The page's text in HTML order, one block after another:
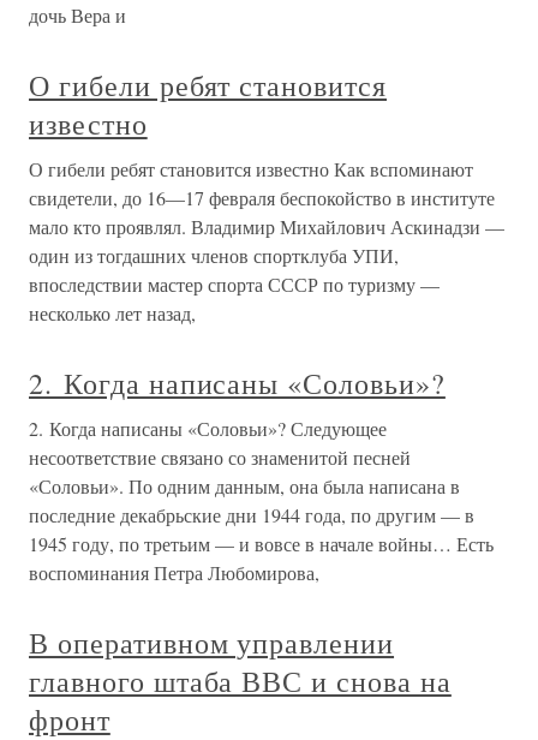
дочь Вера и
О гибели ребят становится
известно
О гибели ребят становится известно Как вспоминают
свидетели, до 16—17 февраля беспокойство в институте
мало кто проявлял. Владимир Михайлович Аскинадзи —
один из тогдашних членов спортклуба УПИ,
впоследствии мастер спорта СССР по туризму —
несколько лет назад,
2. Когда написаны «Соловьи»?
2. Когда написаны «Соловьи»? Следующее
несоответствие связано со знаменитой песней
«Соловьи». По одним данным, она была написана в
последние декабрьские дни 1944 года, по другим — в
1945 году, по третьим — и вовсе в начале войны… Есть
воспоминания Петра Любомирова,
В оперативном управлении
главного штаба ВВС и снова на
фронт